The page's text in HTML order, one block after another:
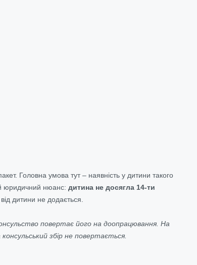
Головна умова тут – наявність у дитини такого
юридичний нюанс: дитина не досягла 14-ти
дитини не додається.
повертає його на доопрацювання. На
збір не повертається.